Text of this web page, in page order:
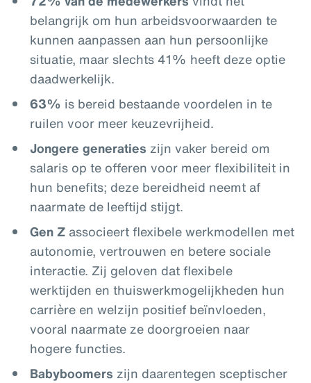
belangrijk om hun arbeidsvoorwaarden te
kunnen aanpassen aan hun persoonlijke
situatie, maar slechts 41% heeft deze optie
daadwerkelijk.
63% is bereid bestaande voordelen in te
ruilen voor meer keuzevrijheid.
Jongere generaties zijn vaker bereid om
salaris op te offeren voor meer flexibiliteit in
hun benefits; deze bereidheid neemt af
naarmate de leeftijd stijgt.
Gen Zassocieert flexibele werkmodellen met
autonomie, vertrouwen en betere sociale
interactie. Zij geloven dat flexibele
werktijden en thuiswerkmogelijkheden hun
carrière en welzijn positief beïnvloeden,
vooral naarmate ze doorgroeien naar
hogere functies.
Babyboomers zijn daarentegen sceptischer